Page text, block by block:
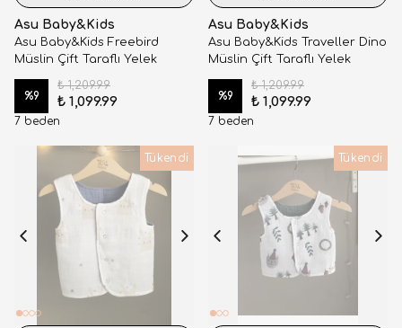
Asu Baby&Kids
Asu Baby&Kids Freebird
Müslin Çift Taraflı Yelek
%9
₺ 1,209.99
₺ 1,099.99
7 beden
Asu Baby&Kids
Asu Baby&Kids Traveller Dino
Müslin Çift Taraflı Yelek
%9
₺ 1,209.99
₺ 1,099.99
7 beden
Tükendi Tükendi
Tükendi